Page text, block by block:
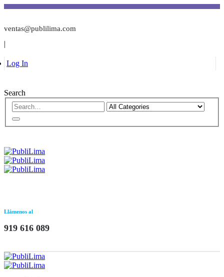
ventas@publilima.com
|
Log In
Search
Llámenos al
919 616 089